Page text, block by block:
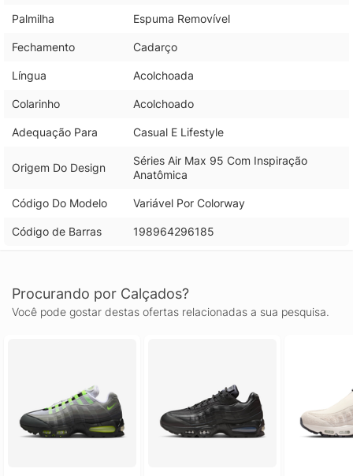
Palmilha Espuma Removível
Fechamento Cadarço
Língua Acolchoada
Colarinho Acolchoado
Adequação Para Casual E Lifestyle
Origem Do Design
Séries Air Max 95 Com Inspiração
Anatômica
Código Do Modelo Variável Por Colorway
Código de Barras 198964296185
Procurando por Calçados?
Você pode gostar destas ofertas relacionadas a sua pesquisa.